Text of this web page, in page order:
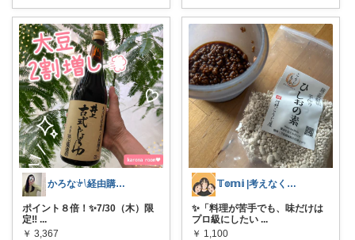
かろな‎𓍯経由購入感謝です🙇‍♀️✨
ポイント８倍！✨7/30（木）限
定‼︎ ...
￥ 3,367
𝕋𝕠𝕞𝕚 |考えなくていい暮らし
✨「料理が苦手でも、味だけは
プロ級にしたい ...
￥ 1,100